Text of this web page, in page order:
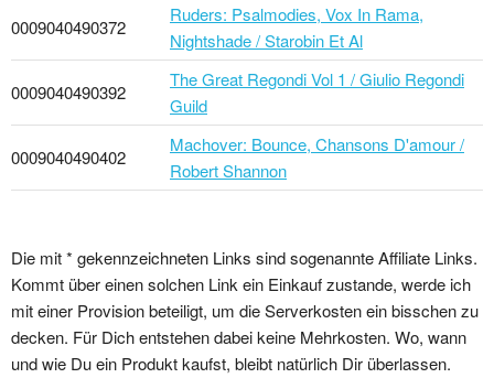
0009040490372
Ruders: Psalmodies, Vox In Rama,
Nightshade / Starobin Et Al
0009040490392
The Great Regondi Vol 1 / Giulio Regondi
Guild
0009040490402
Machover: Bounce, Chansons D'amour /
Robert Shannon
Die mit * gekennzeichneten Links sind sogenannte Affiliate Links.
Kommt über einen solchen Link ein Einkauf zustande, werde ich
mit einer Provision beteiligt, um die Serverkosten ein bisschen zu
decken. Für Dich entstehen dabei keine Mehrkosten. Wo, wann
und wie Du ein Produkt kaufst, bleibt natürlich Dir überlassen.